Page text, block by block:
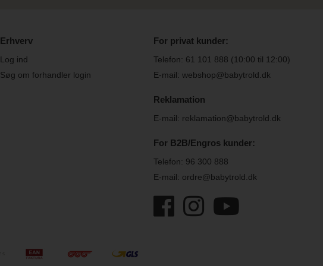
Erhverv
Log ind
Søg om forhandler login
For privat kunder:
Telefon: 61 101 888 (10:00 til 12:00)
E-mail: webshop@babytrold.dk
Reklamation
E-mail: reklamation@babytrold.dk
For B2B/Engros kunder:
Telefon: 96 300 888
E-mail: ordre@babytrold.dk